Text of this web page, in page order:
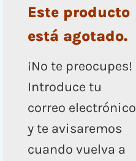
Este producto
está agotado.
¡No te preocupes!
Introduce tu
correo electrónico
y te avisaremos
cuando vuelva a